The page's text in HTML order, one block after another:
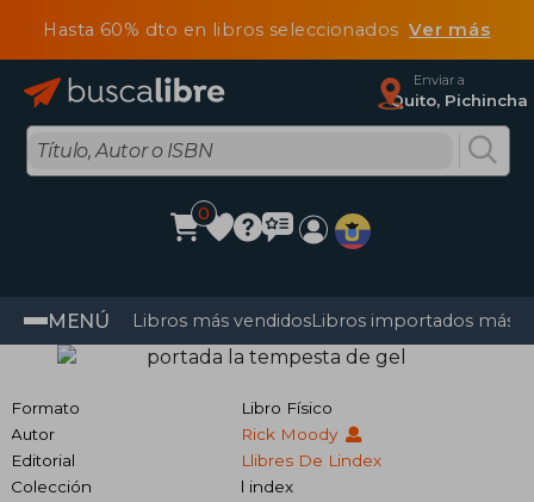
Hasta 60% dto en libros seleccionadosVer más
Enviar a
Quito, Pichincha
0
MENÚ Libros más vendidosLibros importados más
Formato
Libro Físico
Autor
Rick Moody
Editorial
Llibres De Lindex
Colección
l index